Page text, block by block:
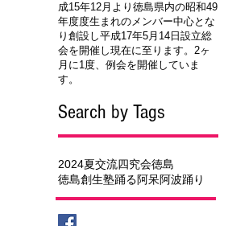
成15年12月より徳島県内の昭和49
年度度生まれのメンバー中心とな
り創設し平成17年5月14日設立総
会を開催し現在に至ります。2ヶ
月に1度、例会を開催していま
す。
2024夏交流四究会徳島
徳島創生塾踊る阿呆阿波踊り
Search by Tags